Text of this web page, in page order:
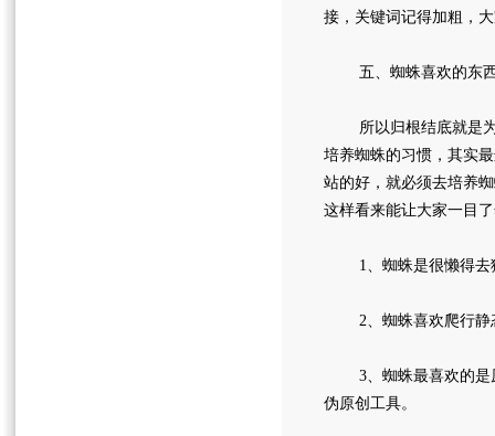
接，关键词记得加粗，
五、蜘蛛喜欢的东西
所以归根结底就是为
培养蜘蛛的习惯，其实
站的好，就必须去培养
这样看来能让大家一目
1、蜘蛛是很懒得去
2、蜘蛛喜欢爬行静态
3、蜘蛛最喜欢的是原
伪原创工具。